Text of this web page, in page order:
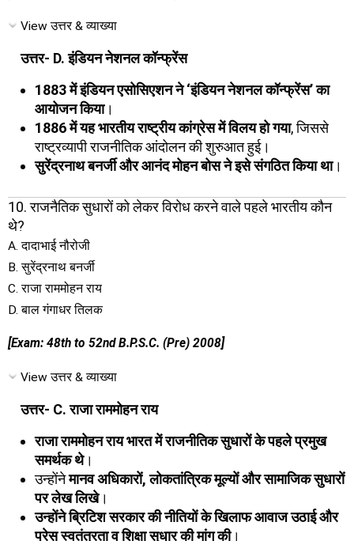
View उत्तर & व्याख्या
उत्तर- D. इंडियन नेशनल कॉन्फ्रेंस
1883 में इंडियन एसोसिएशन ने ‘इंडियन नेशनल कॉन्फ्रेंस’ का
आयोजन किया।
1886 में यह भारतीय राष्ट्रीय कांग्रेस में विलय हो गया, जिससे
राष्ट्रव्यापी राजनीतिक आंदोलन की शुरुआत हुई।
सुरेंद्रनाथ बनर्जी और आनंद मोहन बोस ने इसे संगठित किया था।
10. राजनैतिक सुधारों को लेकर विरोध करने वाले पहले भारतीय कौन
थे?
A. दादाभाई नौरोजी
B. सुरेंद्रनाथ बनर्जी
C. राजा राममोहन राय
D. बाल गंगाधर तिलक
[Exam: 48th to 52nd B.P.S.C. (Pre) 2008]
View उत्तर & व्याख्या
उत्तर- C. राजा राममोहन राय
राजा राममोहन राय भारत में राजनीतिक सुधारों के पहले प्रमुख
समर्थक थे।
उन्होंनेमानव अधिकारों, लोकतांत्रिक मूल्यों और सामाजिक सुधारों
पर लेख लिखे।
उन्होंने ब्रिटिश सरकार की नीतियों के खिलाफ आवाज उठाई और
प्रेस स्वतंत्रता व शिक्षा सुधार की मांग की।